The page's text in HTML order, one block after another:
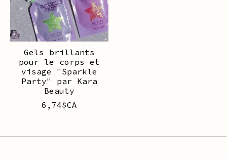
Gels brillants
pour le corps et
visage "Sparkle
Party" par Kara
Beauty
6,74$CA